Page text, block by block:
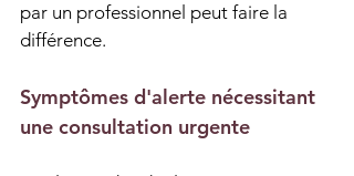
par un professionnel peut faire la
différence.
Symptômes d'alerte nécessitant
une consultation urgente